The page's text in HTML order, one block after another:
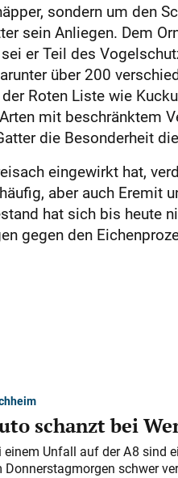
sondern um den
sein Anliegen. Dem
er Teil des
über 200
Roten Liste wie
mit beschränktem
die Besonderheit
eingewirkt hat,
aber auch Eremit
hat sich bis heute
gegen den
schanzt bei
einem Unfall auf der A 8 sind
Donnerstagmorgen schwer